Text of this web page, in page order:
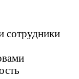
сотрудники